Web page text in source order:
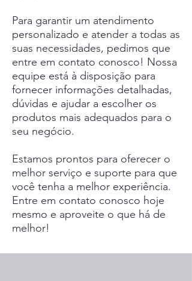
Para garantir um atendimento
personalizado e atender a todas as
suas necessidades, pedimos que
entre em contato conosco! Nossa
equipe está à disposição para
fornecer informações detalhadas,
dúvidas e ajudar a escolher os
produtos mais adequados para o
seu negócio.
Estamos prontos para oferecer o
melhor serviço e suporte para que
você tenha a melhor experiência.
Entre em contato conosco hoje
mesmo e aproveite o que há de
melhor!